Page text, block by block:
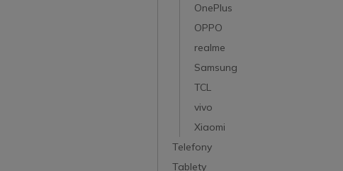
OnePlus
OPPO
realme
Samsung
TCL
vivo
Xiaomi
Telefony
Tablety